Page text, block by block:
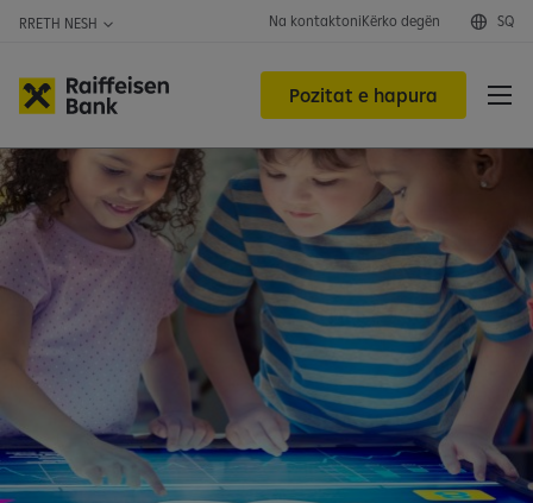
RRETH NESH Na kontaktoniKërko degën SQ
Pozitat e hapura